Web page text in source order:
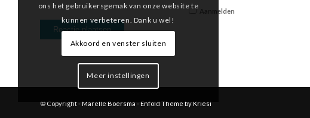
Aanmelden
© Copyright -Marelle Boersma -Enfold Theme by Kriesi
ons het gebruikersgemak van onze website te
kunnen verbeteren. Dank u wel!
Akkoord en venster sluiten
Meer instellingen